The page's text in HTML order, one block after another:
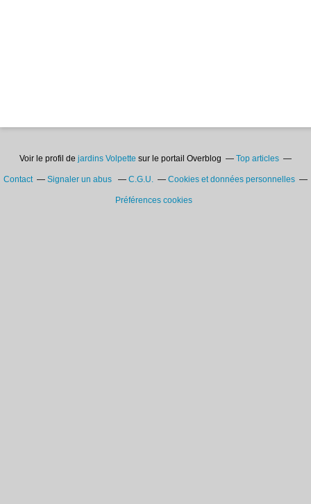
Voir le profil de jardins Volpette sur le portail Overblog Top articles
Contact Signaler un abus C.G.U. Cookies et données personnelles
Préférences cookies